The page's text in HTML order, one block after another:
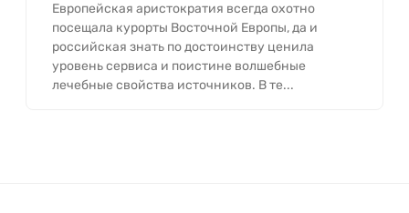
Европейская аристократия всегда охотно
посещала курорты Восточной Европы, да и
российская знать по достоинству ценила
уровень сервиса и поистине волшебные
лечебные свойства источников. В те...